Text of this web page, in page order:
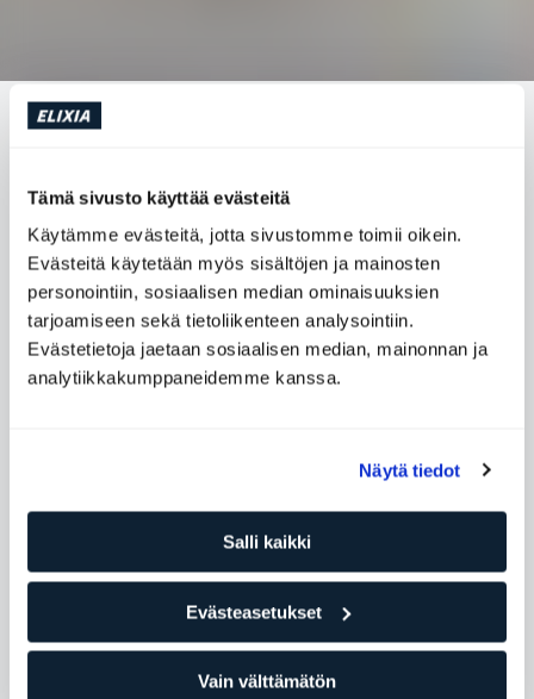
Tämä sivusto käyttää evästeitä
Käytämme evästeitä, jotta sivustomme toimii oikein.
Evästeitä käytetään myös sisältöjen ja mainosten
personointiin, sosiaalisen median ominaisuuksien
tarjoamiseen sekä tietoliikenteen analysointiin.
Evästetietoja jaetaan sosiaalisen median, mainonnan ja
analytiikkakumppaneidemme kanssa.
Näytä tiedot
Salli kaikki
Evästeasetukset
Vain välttämätön
NÄISTÄ SYISTÄ LIIKUNTA ON
TERVEYDELLE
Aivot ovat kehomme tärkein elin. Ne säätelevät ihmisen
luonnetta, muistia, älyä ja tunteita. Aivot tekevät
sinusta juuri sinut, ja siksi niistä kannattaa pitää huolta!
Tutkimusten mukaan liikunta vaikuttaa aivoihin ja tekee
sinusta fiksumman ja onnellisemman muun muassa
Kategoria
Monet urheilevat pysyäkseen kunnossa, tunteakseen olonsa
hyväksi, vahvistaakseen kehoaan ja ehkäistäkseen väsymistä.
monimutkaista ja kehittynyttä elintä, joka on todellinen
mysteeri useimmille meistä.